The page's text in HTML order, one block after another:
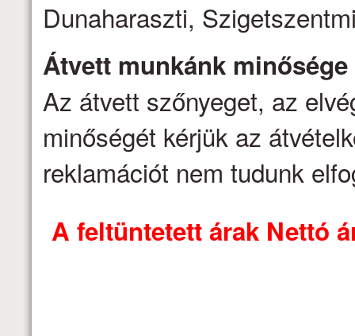
Dunaharaszti,
Átvett munkánk minősége
Az átvett szőnyeget, az
minőségét kérjük az
reklamációt nem tudunk
A feltüntetett árak Nettó